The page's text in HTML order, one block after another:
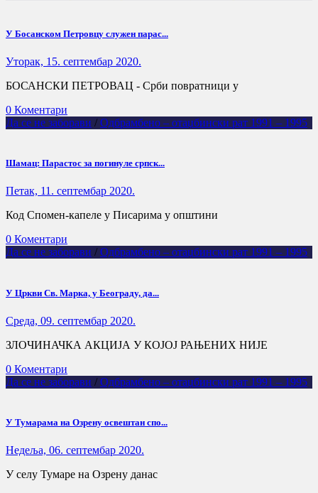
У Босанском Петровцу служен парас...
Уторак, 15. септембар 2020.
БОСАНСКИ ПЕТРОВАЦ - Срби повратници у
0 Коментари
Да се не заборави / Одбрамбено – отаџбински рат 1991 – 1995
Шамац: Парастос за погинуле српск...
Петак, 11. септембар 2020.
Код Спомен-капеле у Писарима у општини
0 Коментари
Да се не заборави / Одбрамбено – отаџбински рат 1991 – 1995
У Цркви Св. Марка, у Београду, да...
Cреда, 09. септембар 2020.
ЗЛОЧИНАЧКА АКЦИЈА У КОЈОЈ РАЊЕНИХ НИЈЕ
0 Коментари
Да се не заборави / Одбрамбено – отаџбински рат 1991 – 1995
У Тумарама на Озрену освештан спо...
Недеља, 06. септембар 2020.
У селу Тумаре на Озрену данас